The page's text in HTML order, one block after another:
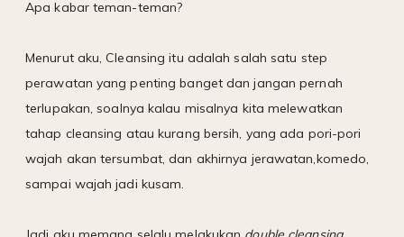
Apa kabar teman-teman?
Menurut aku, Cleansing itu adalah salah satu step
perawatan yang penting banget dan jangan pernah
terlupakan, soalnya kalau misalnya kita melewatkan
tahap cleansing atau kurang bersih, yang ada pori-pori
wajah akan tersumbat, dan akhirnya jerawatan,komedo,
sampai wajah jadi kusam.